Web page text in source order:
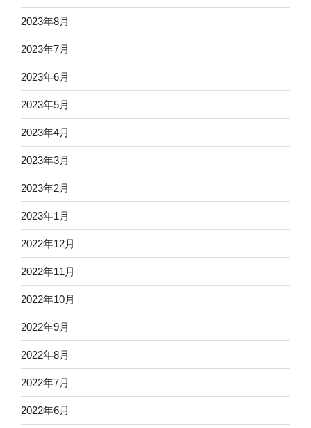
2023年8月
2023年7月
2023年6月
2023年5月
2023年4月
2023年3月
2023年2月
2023年1月
2022年12月
2022年11月
2022年10月
2022年9月
2022年8月
2022年7月
2022年6月